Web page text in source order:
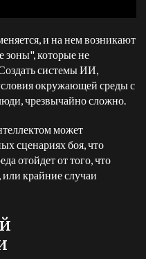
и на нем возникают
зоны", которые не
системы ИИ,
окружающей среды с
чрезвычайно сложно.
может
сценариях боя, что
отойдет от того, что
крайние случаи